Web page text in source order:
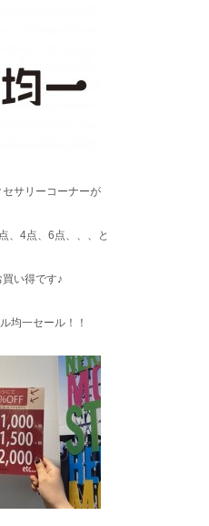
サリーコーナーが
、4点、6点、、、と
い得です♪
均一セール！！